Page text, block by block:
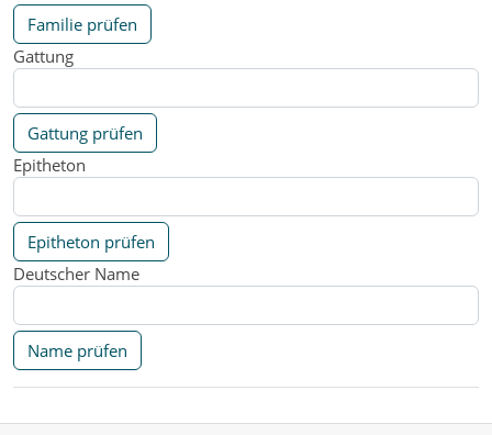
Familie prüfen
Gattung
Gattung prüfen
Epitheton
Epitheton prüfen
Deutscher Name
Name prüfen